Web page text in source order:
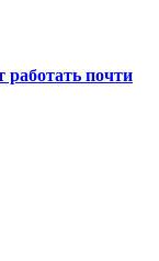
работать почти